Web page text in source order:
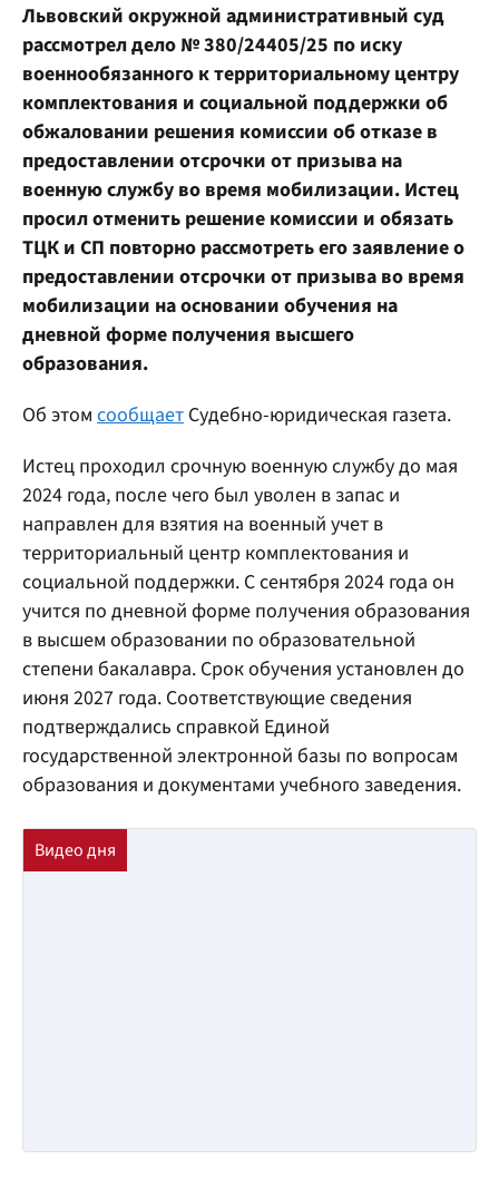
Львовский окружной административный суд
рассмотрел дело № 380/24405/25 по иску
военнообязанного к территориальному центру
комплектования и социальной поддержки об
обжаловании решения комиссии об отказе в
предоставлении отсрочки от призыва на
военную службу во время мобилизации. Истец
просил отменить решение комиссии и обязать
ТЦК и СП повторно рассмотреть его заявление о
предоставлении отсрочки от призыва во время
мобилизации на основании обучения на
дневной форме получения высшего
образования.
Об этом сообщает Судебно-юридическая газета.
Истец проходил срочную военную службу до мая
2024 года, после чего был уволен в запас и
направлен для взятия на военный учет в
территориальный центр комплектования и
социальной поддержки. С сентября 2024 года он
учится по дневной форме получения образования
в высшем образовании по образовательной
степени бакалавра. Срок обучения установлен до
июня 2027 года. Соответствующие сведения
подтверждались справкой Единой
государственной электронной базы по вопросам
образования и документами учебного заведения.